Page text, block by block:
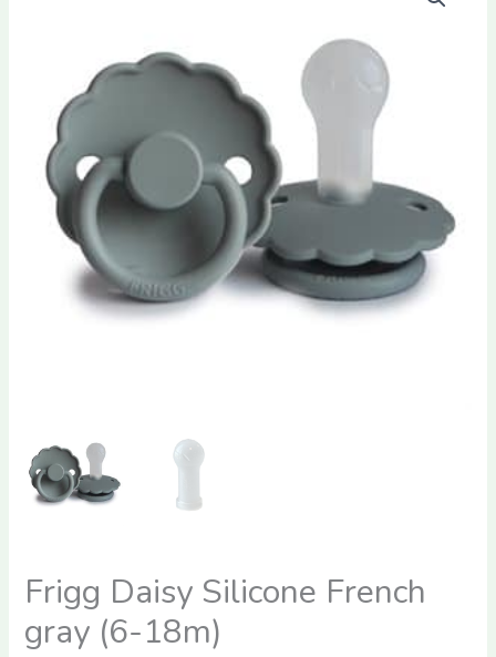
Frigg Daisy Silicone French
gray (6-18m)